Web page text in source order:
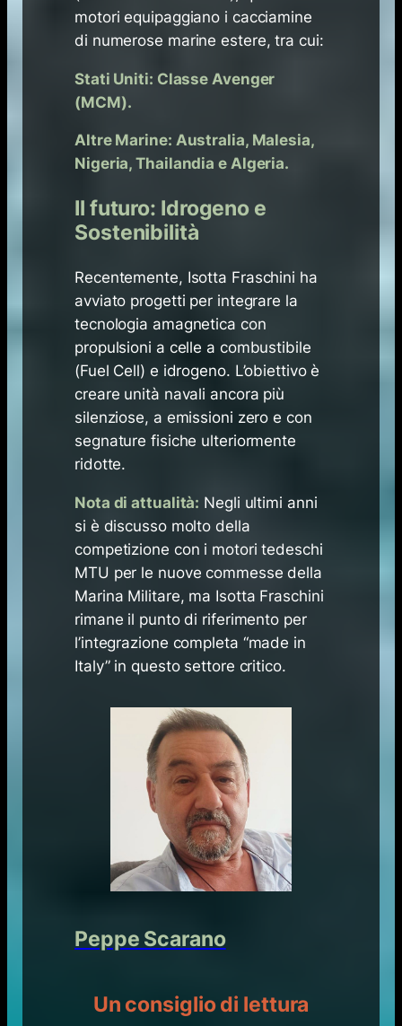
motori equipaggiano i cacciamine
di numerose marine estere, tra cui:
Stati Uniti: Classe Avenger
(MCM).
Altre Marine: Australia, Malesia,
Nigeria, Thailandia e Algeria.
Il futuro: Idrogeno e
Sostenibilità
Recentemente, Isotta Fraschini ha
avviato progetti per integrare la
tecnologia amagnetica con
propulsioni a celle a combustibile
(Fuel Cell) e idrogeno. L’obiettivo è
creare unità navali ancora più
silenziose, a emissioni zero e con
segnature fisiche ulteriormente
ridotte.
Nota di attualità: Negli ultimi anni
si è discusso molto della
competizione con i motori tedeschi
MTU per le nuove commesse della
Marina Militare, ma Isotta Fraschini
rimane il punto di riferimento per
l’integrazione completa “made in
Italy” in questo settore critico.
Peppe Scarano
Un consiglio di lettura